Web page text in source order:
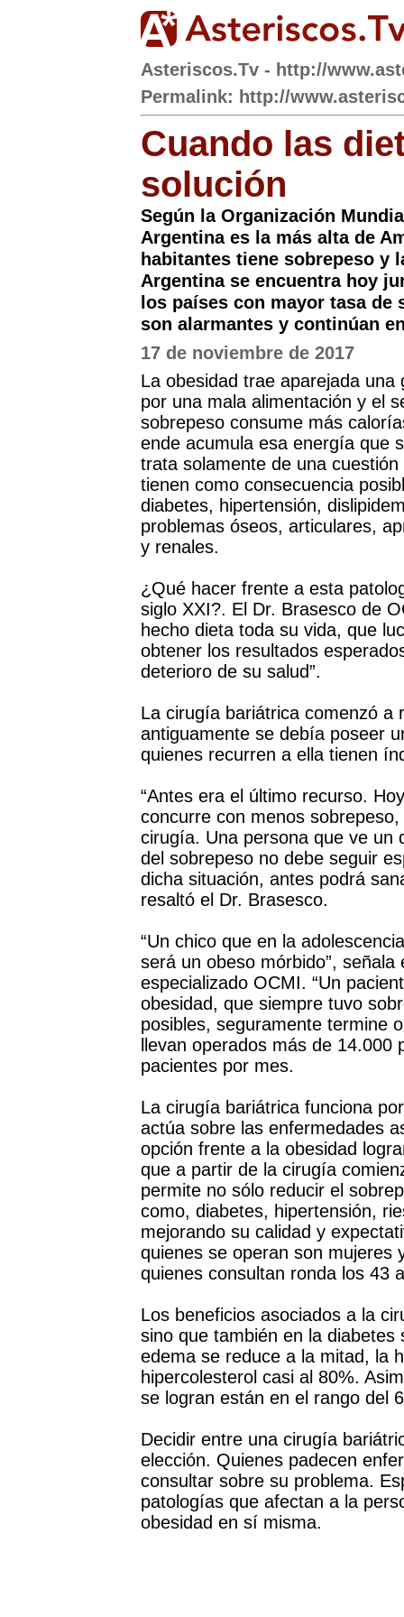
Asteriscos.Tv - http://
Permalink: http://
Cuando las
solución
Según la Organización
Argentina es la más alta de
habitantes tiene sobrepeso y
Argentina se encuentra hoy
los países con mayor tasa
son alarmantes y continúan
17 de noviembre de 2017
La obesidad trae aparejada
por una mala alimentación y el
sobrepeso consume más
ende acumula esa energía que
trata solamente de una
tienen como consecuencia
diabetes, hipertensión,
problemas óseos, articulares,
y renales.
¿Qué hacer frente a esta
siglo XXI?. El Dr. Brasesco de
hecho dieta toda su vida, que
obtener los resultados
deterioro de su salud”.
La cirugía bariátrica comenzó a
antiguamente se debía poseer
quienes recurren a ella tienen
“Antes era el último recurso.
concurre con menos
cirugía. Una persona que ve un
del sobrepeso no debe seguir
dicha situación, antes podrá
resaltó el Dr. Brasesco.
“Un chico que en la
será un obeso mórbido”,
especializado OCMI. “Un
obesidad, que siempre tuvo
posibles, seguramente termine
llevan operados más de
pacientes por mes.
La cirugía bariátrica funciona
actúa sobre las enfermedades
opción frente a la obesidad
que a partir de la cirugía
permite no sólo reducir el
como, diabetes, hipertensión,
mejorando su calidad y
quienes se operan son mujeres
quienes consultan ronda los 43
Los beneficios asociados a la
sino que también en la
edema se reduce a la mitad, la
hipercolesterol casi al 80%.
se logran están en el rango del
Decidir entre una cirugía
elección. Quienes padecen
consultar sobre su problema.
patologías que afectan a la
obesidad en sí misma.